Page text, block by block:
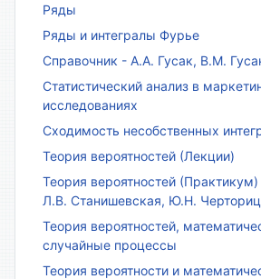
Ряды
Ряды и интегралы Фурье
Справочник - А.А. Гусак, В.М.
Статистический анализ в
исследованиях
Сходимость несобственных
Теория вероятностей (Лекции)
Теория вероятностей
Л.В. Станишевская, Ю.Н.
Теория вероятностей,
случайные процессы
Теория вероятности и